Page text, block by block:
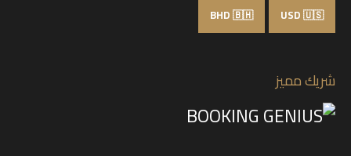
USD 🇺🇸
BHD 🇧🇭
شريك مميز